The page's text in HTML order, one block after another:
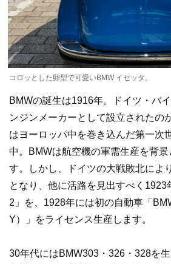
コロッとした卵型で可愛いBMW イセッタ。
BMWの誕生は1916年。ドイツ・バ
ンジンメーカーとして設立されたの
はヨーロッパ中を巻き込んだ第一次
中。BMWは航空機の軍需生産を背景
す。しかし、ドイツの大戦敗北によ
となり、他に活路を見出すべく
2」を、1928年には初の自動車「
Y）」をライセンス生産します。
30年代にはBMW303・326・328を